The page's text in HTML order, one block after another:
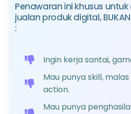
Founder
Penawaran ini khusus
jualan produk digital,
:
Ingin kerja santai,
Mau punya skill,
action.
Mau punya